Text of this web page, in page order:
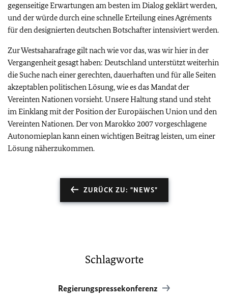
gegenseitige Erwartungen am besten im Dialog geklärt werden,
und der würde durch eine schnelle Erteilung eines Agréments
für den designierten deutschen Botschafter intensiviert werden.
Zur Westsaharafrage gilt nach wie vor das, was wir hier in der
Vergangenheit gesagt haben: Deutschland unterstützt weiterhin
die Suche nach einer gerechten, dauerhaften und für alle Seiten
akzeptablen politischen Lösung, wie es das Mandat der
Vereinten Nationen vorsieht. Unsere Haltung stand und steht
im Einklang mit der Position der Europäischen Union und den
Vereinten Nationen. Der von Marokko 2007 vorgeschlagene
Autonomieplan kann einen wichtigen Beitrag leisten, um einer
Lösung näherzukommen.
ZURÜCK ZU: "NEWS"
Schlagworte
Regierungspressekonferenz